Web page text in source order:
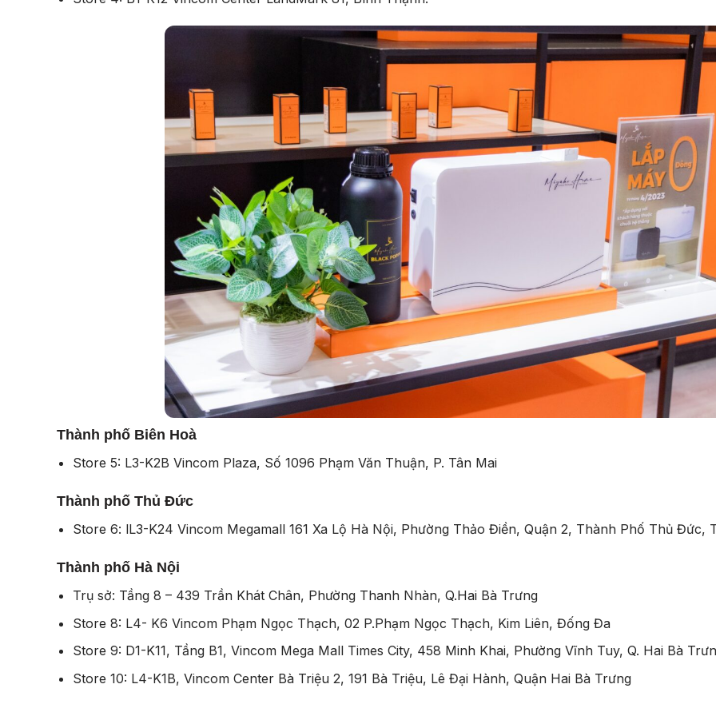
Thành phố Biên Hoà
Store 5: L3-K2B Vincom Plaza, Số 1096 Phạm Văn Thuận, P. Tân Mai
Thành phố Thủ Đức
Store 6: lL3-K24 Vincom Megamall 161 Xa Lộ Hà Nội, Phường Thảo Điền, Quận 2, Thành Phố Thủ Đức,
Thành phố Hà Nội
Trụ sở: Tầng 8 – 439 Trần Khát Chân, Phường Thanh Nhàn, Q.Hai Bà Trưng
Store 8: L4- K6 Vincom Phạm Ngọc Thạch, 02 P.Phạm Ngọc Thạch, Kim Liên, Đống Đa
Store 9: D1-K11, Tầng B1, Vincom Mega Mall Times City, 458 Minh Khai, Phường Vĩnh Tuy, Q. Hai Bà
Store 10: L4-K1B, Vincom Center Bà Triệu 2, 191 Bà Triệu, Lê Đại Hành, Quận Hai Bà Trưng